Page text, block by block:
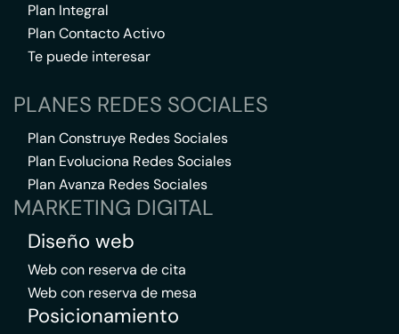
Plan Integral
Plan Contacto Activo
Te puede interesar
PLANES REDES SOCIALES
Plan Construye Redes Sociales
Plan Evoluciona Redes Sociales
Plan Avanza Redes Sociales
MARKETING DIGITAL
Diseño web
Web con reserva de cita
Web con reserva de mesa
Posicionamiento